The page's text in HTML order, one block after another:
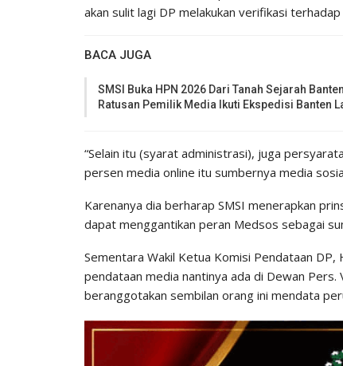
akan sulit lagi DP melakukan verifikasi
BACA JUGA
SMSI Buka HPN 2026 Dari Tanah Sejarah
Ratusan Pemilik Media Ikuti Ekspedisi Banten
“Selain itu (syarat administrasi), juga
persen media online itu sumbernya media
Karenanya dia berharap SMSI menerapkan
dapat menggantikan peran Medsos sebagai
Sementara Wakil Ketua Komisi Pendataan
pendataan media nantinya ada di Dewan
beranggotakan sembilan orang ini mendata